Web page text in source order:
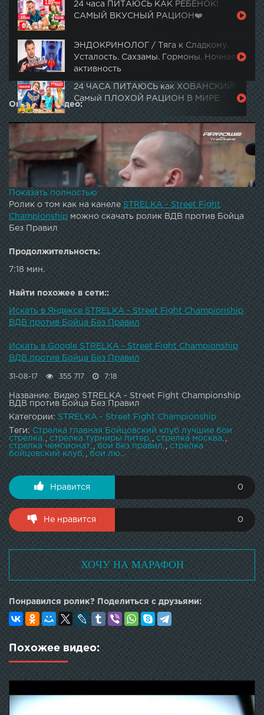
24 часа ПИТАЮСЬ КАК РЕБЁНОК!
САМЫЙ ВКУСНЫЙ РАЦИОН❤️
ЭНДОКРИНОЛОГ / Тяга к Сладкому.
Усталость. Сахзамы. Гормоны. Ночная
активность
24 ЧАСА ПИТАЮСЬ как ХОВАНСКИЙ!
Самый ПЛОХОЙ РАЦИОН В МИРЕ
Описание видео:
Мощная заруба бойца из ВДВ против Бойца без правил
из клуба РОДЪGorilla energy drink - официальный
напиток чемпионата СТРЕЛКА Официальная Бритва
чемпионата СТРЕЛКА Главный портал чемпионата
СТРЕЛКА Вконтакте: Спортфайтер
Показать полностью
Ролик о том как на канелеSTRELKA - Street Fight
Championshipможно скачать ролик ВДВ против Бойца
Без Правил
Продолжительность:
7:18 мин.
Найти похожее в сети::
Искать в Яндексе STRELKA - Street Fight Championship
ВДВ против Бойца Без Правил
Искать в Google STRELKA - Street Fight Championship
ВДВ против Бойца Без Правил
31-08-17 355 717 7:18
Название: Видео STRELKA - Street Fight Championship
ВДВ против Бойца Без Правил
Категории:STRELKA - Street Fight Championship
Теги:Стрелка главная Бойцовский клуб лучшие бои
стрелка ,стрелка турниры питер ,стрелка москва ,
стрелка чемпионат
бои без правил ,стрелка
бойцовский клуб , бои лю...
Нравится 0
Не нравится 0
ХОЧУ НА МАРАФОН
Понравился ролик? Поделиться с друзьями:
Похожее видео: